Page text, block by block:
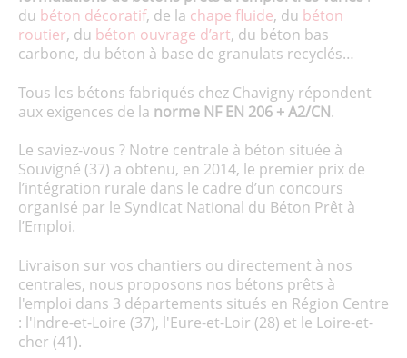
du béton décoratif, de la chape fluide, du béton
routier, du béton ouvrage d’art, du béton bas
carbone, du béton à base de granulats recyclés…
Tous les bétons fabriqués chez Chavigny répondent
aux exigences de la norme NF EN 206 + A2/CN.
Le saviez-vous ? Notre centrale à béton située à
Souvigné (37) a obtenu, en 2014, le premier prix de
l’intégration rurale dans le cadre d’un concours
organisé par le Syndicat National du Béton Prêt à
l’Emploi.
Livraison sur vos chantiers ou directement à nos
centrales, nous proposons nos bétons prêts à
l'emploi dans 3 départements situés en Région Centre
: l'Indre-et-Loire (37), l'Eure-et-Loir (28) et le Loire-et-
cher (41).